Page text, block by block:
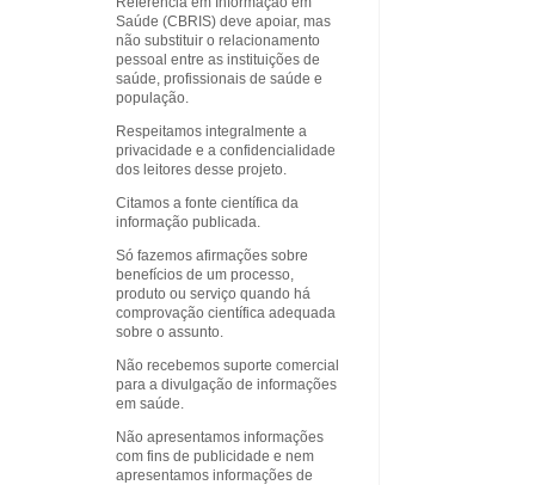
Saúde (CBRIS) deve apoiar, mas
não substituir o relacionamento
pessoal entre as instituições de
saúde, profissionais de saúde e
população.
Respeitamos integralmente a
privacidade e a confidencialidade
dos leitores desse projeto.
Citamos a fonte científica da
informação publicada.
Só fazemos afirmações sobre
benefícios de um processo,
produto ou serviço quando há
comprovação científica adequada
sobre o assunto.
Não recebemos suporte comercial
para a divulgação de informações
em saúde.
Não apresentamos informações
com fins de publicidade e nem
apresentamos informações de